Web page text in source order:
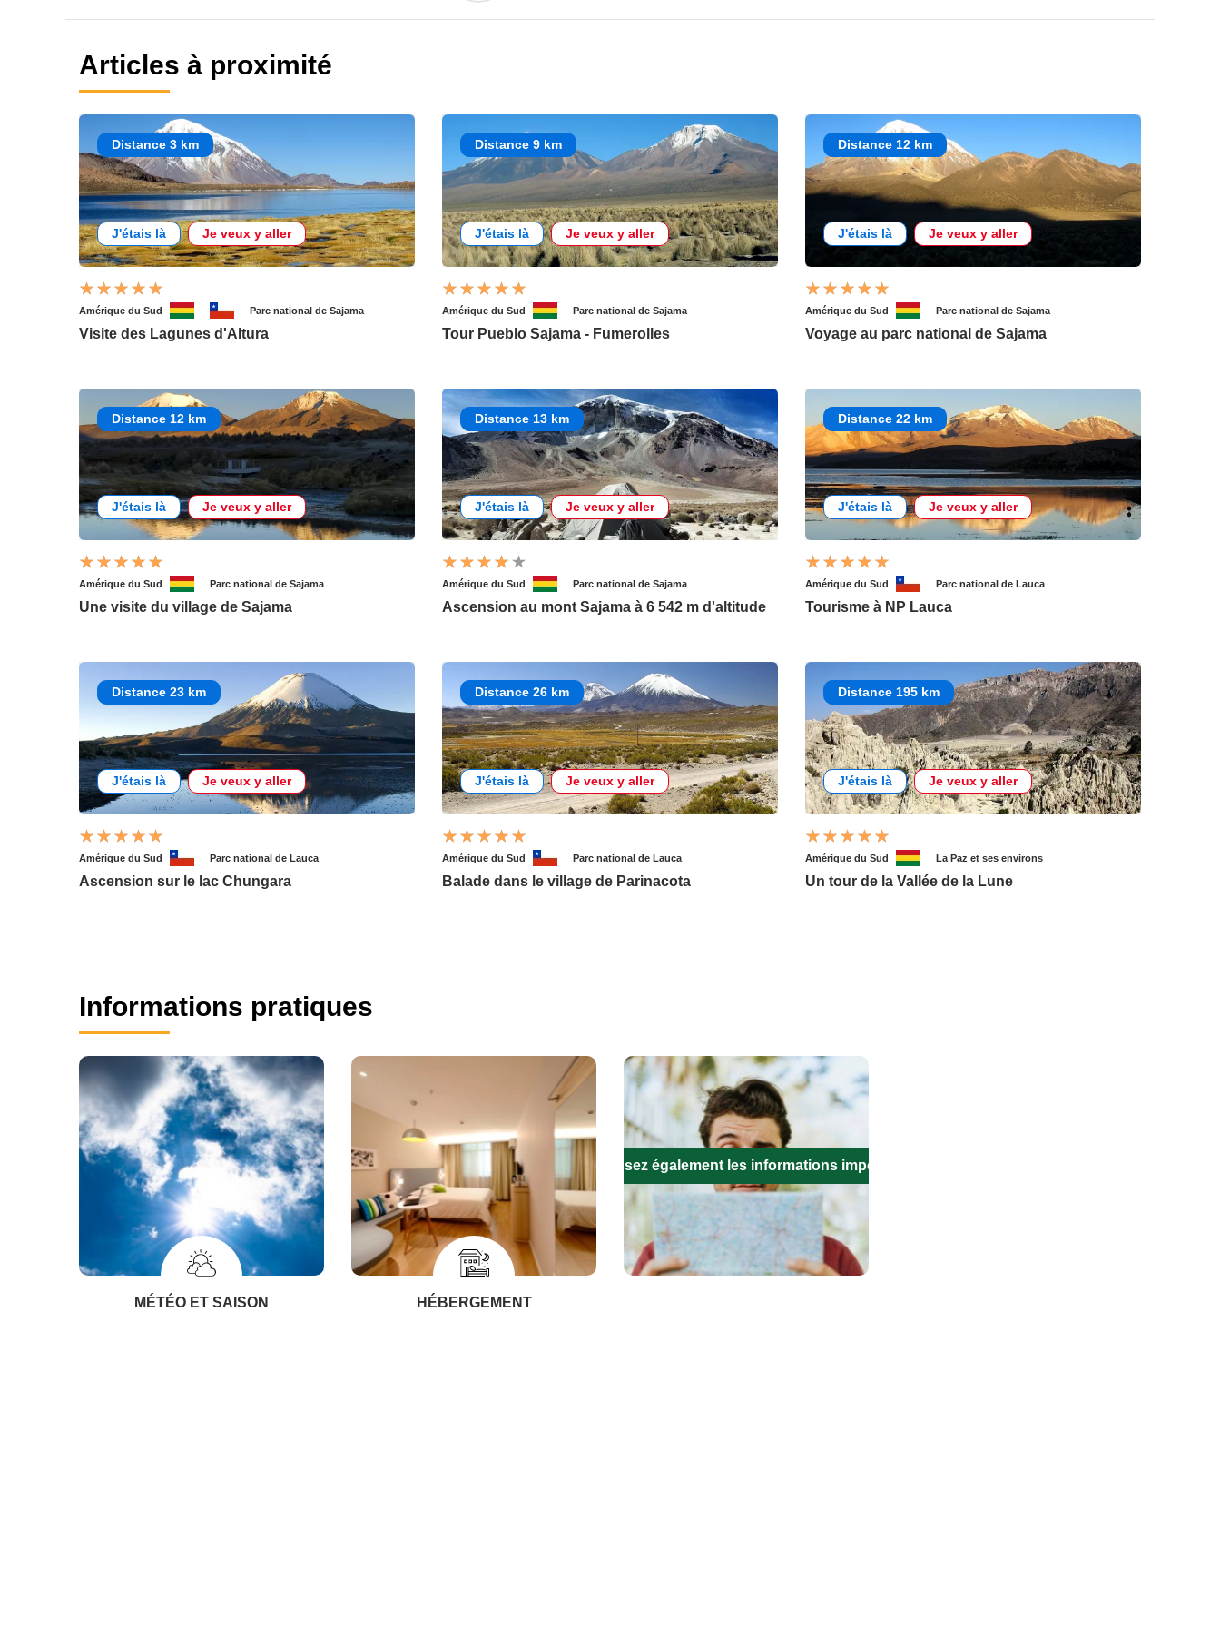
Articles à proximité
Distance 3 km
J'étais là Je veux y aller
Amérique du Sud Parc national de Sajama
Visite des Lagunes d'Altura
Distance 9 km
J'étais là Je veux y aller
Amérique du Sud Parc national de Sajama
Tour Pueblo Sajama - Fumerolles
Distance 12 km
J'étais là Je veux y aller
Amérique du Sud Parc national de Sajama
Voyage au parc national de Sajama
Distance 12 km
J'étais là Je veux y aller
Amérique du Sud Parc national de Sajama
Une visite du village de Sajama
Distance 13 km
J'étais là Je veux y aller
Amérique du Sud Parc national de Sajama
Ascension au mont Sajama à 6 542 m d'altitude
Distance 22 km
J'étais là Je veux y aller
Amérique du Sud Parc national de Lauca
Tourisme à NP Lauca
Distance 23 km
J'étais là Je veux y aller
Amérique du Sud Parc national de Lauca
Ascension sur le lac Chungara
Distance 26 km
J'étais là Je veux y aller
Amérique du Sud Parc national de Lauca
Balade dans le village de Parinacota
Distance 195 km
J'étais là Je veux y aller
Amérique du Sud La Paz et ses environs
Un tour de la Vallée de la Lune
Informations pratiques
MÉTÉO ET SAISON HÉBERGEMENT
Remplissez également les informations importantes